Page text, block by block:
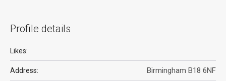
Profile details
Likes:
Address: Birmingham B18 6NF